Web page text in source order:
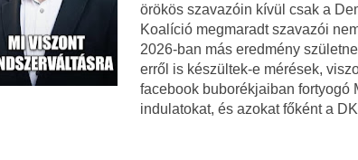
örökös szavazóin kívül csak a
Koalíció megmaradt szavazói
2026-ban más eredmény
erről is készültek-e mérések,
facebook buborékjaiban fortyogó
indulatokat, és azokat főként a